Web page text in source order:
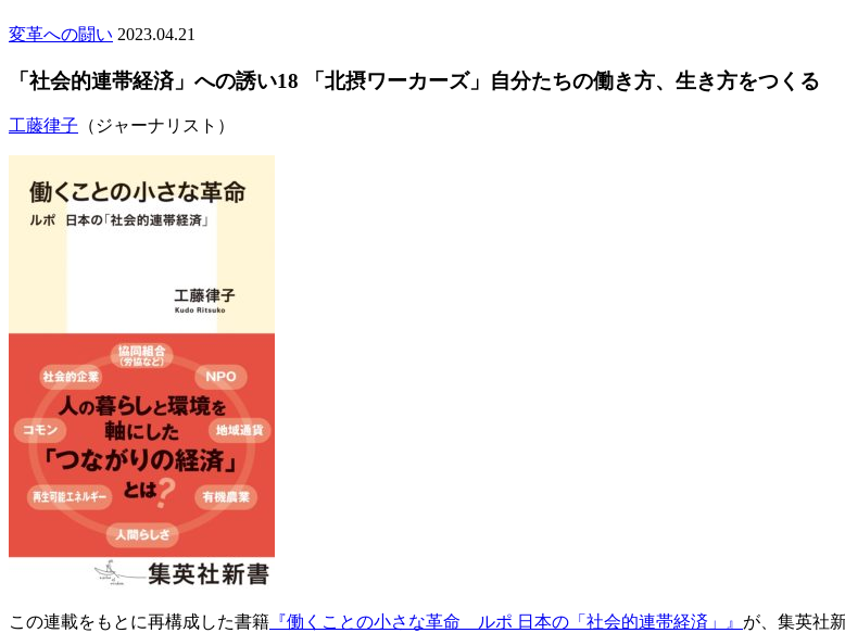
変革への闘い 2023.04.21
「社会的連帯経済」への誘い18 「北摂ワーカーズ」自分たちの働き方、生き方をつくる
工藤律子 （ジャーナリスト）
この連載をもとに再構成した書籍 『働くことの小さな革命 ルポ 日本の「社会的連帯経済」』 が、集英社